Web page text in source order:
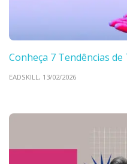
Conheça 7 Tendências de
EADSKILL, 13/02/2026